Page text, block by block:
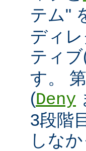
テム"
ディ
ティ
す。
(Deny
3段階
しな